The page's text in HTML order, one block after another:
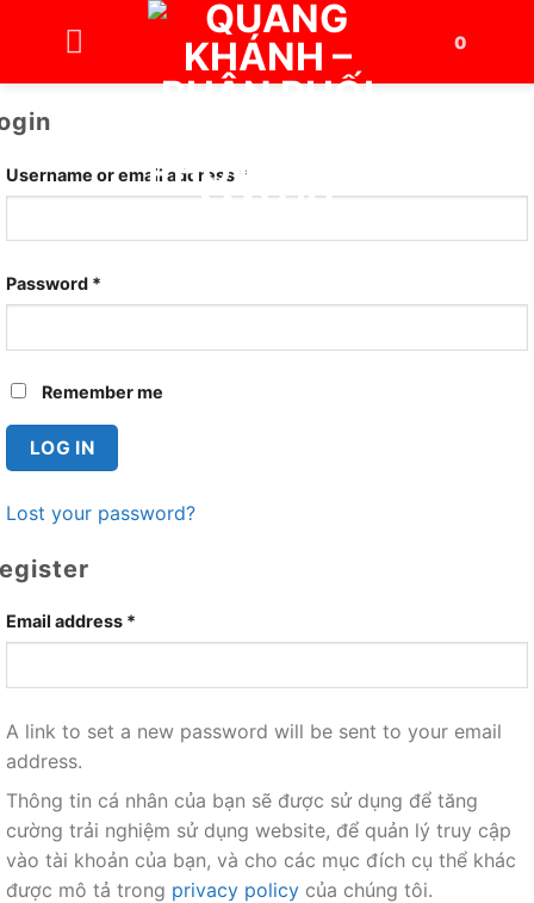
0
Username or email address *
Password *
Remember me
LOG IN
Lost your password?
Email address *
A link to set a new password will be sent to your email
address.
Thông tin cá nhân của bạn sẽ được sử dụng để tăng
cường trải nghiệm sử dụng website, để quản lý truy cập
vào tài khoản của bạn, và cho các mục đích cụ thể khác
được mô tả trong privacy policy của chúng tôi.